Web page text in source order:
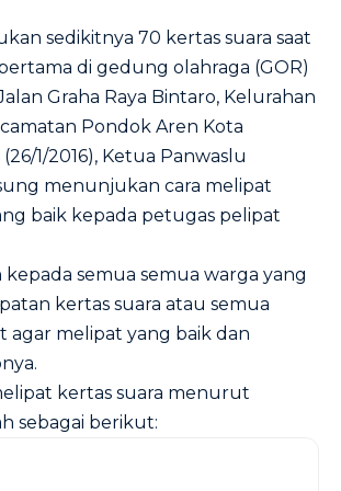
sedikitnya 70 kertas suara saat
di gedung olahraga (GOR)
Graha Raya Bintaro, Kelurahan
Pondok Aren Kota
1/2016), Ketua Panwaslu
menunjukan cara melipat
baik kepada petugas pelipat
kepada semua semua warga yang
kertas suara atau semua
agar melipat yang baik dan
kertas suara menurut
sebagai berikut: